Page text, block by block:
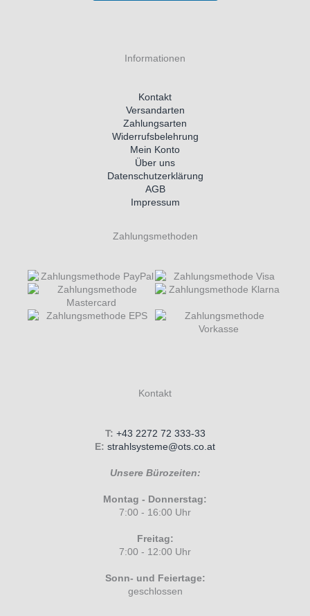
Informationen
Kontakt
Versandarten
Zahlungsarten
Widerrufsbelehrung
Mein Konto
Über uns
Datenschutzerklärung
AGB
Impressum
Zahlungsmethoden
Kontakt
T: +43 2272 72 333-33
E: strahlsysteme@ots.co.at
Unsere Bürozeiten:
Montag - Donnerstag:
7:00 - 16:00 Uhr
Freitag:
7:00 - 12:00 Uhr
Sonn- und Feiertage:
geschlossen